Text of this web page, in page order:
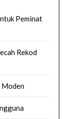
Peminat
Rekod
Moden